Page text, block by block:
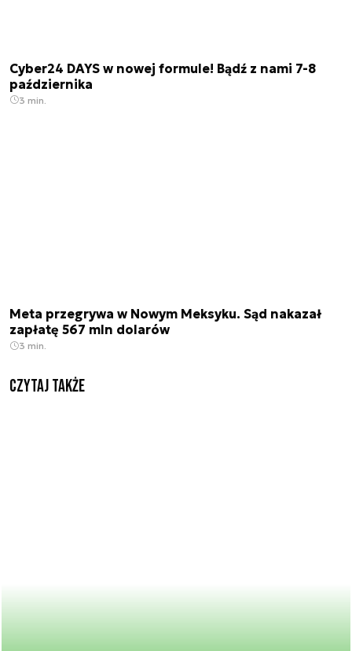
Cyber24 DAYS w nowej formule! Bądź z nami 7-8
października
3 min.
Meta przegrywa w Nowym Meksyku. Sąd nakazał
zapłatę 567 mln dolarów
3 min.
Czytaj także